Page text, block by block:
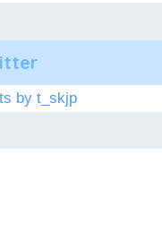
by t_skjp